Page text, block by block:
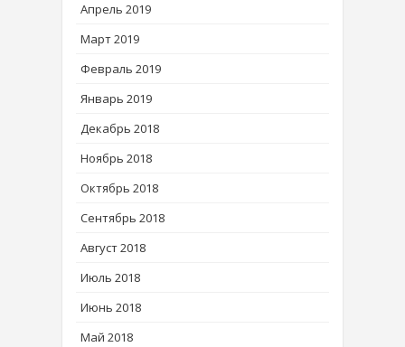
Апрель 2019
Март 2019
Февраль 2019
Январь 2019
Декабрь 2018
Ноябрь 2018
Октябрь 2018
Сентябрь 2018
Август 2018
Июль 2018
Июнь 2018
Май 2018